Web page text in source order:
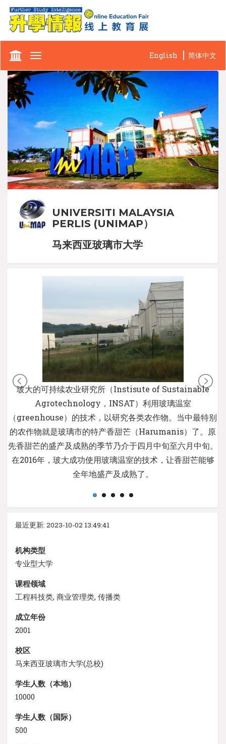
Toggle
English 简体中文
UNIVERSITI MALAYSIA
PERLIS (UNIMAP）
马来西亚玻璃市大学
玻大的可持续农业研究所（Instisute of Sustainable
Agrotechnology，INSAT）利用玻璃温室
（greenhouse）的技术，以研究各类农作物。当中最特别
的农作物就是玻璃市的特产香甜芒（Harumanis）了。原
先香甜芒的盛产及成熟的季节乃介于四月中旬至六月中旬。
在2016年，玻大成功使用玻璃温室的技术，让香甜芒能够
全年地盛产及成熟了。
最近更新: 2023-10-02 13:49:41
机构类型
专业型大学
课程领域
工程科技类, 商业管理类, 传播类
成立年份
2001
校区
马来西亚玻璃市大学(总校)
学生人数（本地）
10000
学生人数（国际）
500